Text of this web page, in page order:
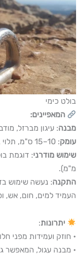
בולט כימי
המאפיינים:
מבנה: עיגון מברזל,
עומק: 10–15 ס"מ, תלוי בסוג המסלע.
שימוש מודרני
מ"מ).
התקנה
העמיד למים, חום, אש,
יתרונות:
• חוזק ועמידות מפני
• מבנה עגול, המאפשר